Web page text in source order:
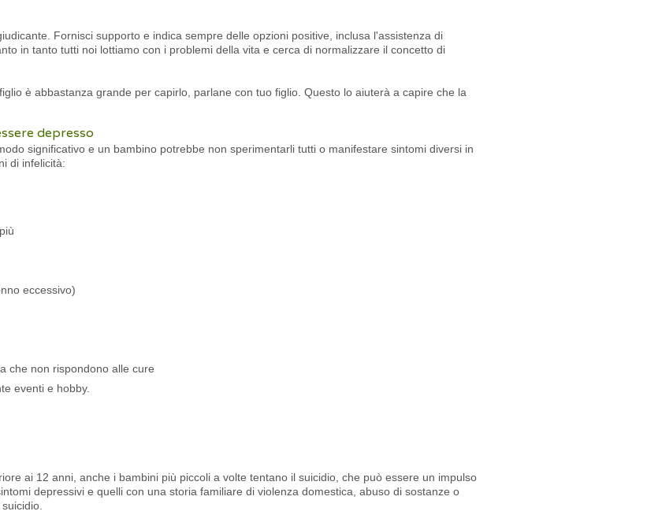
Fornisci supporto e indica sempre delle opzioni positive, inclusa l'assistenza di
in tanto tutti noi lottiamo con i problemi della vita e cerca di normalizzare il concetto di
è abbastanza grande per capirlo, parlane con tuo figlio. Questo lo aiuterà a capire che la
depresso
significativo e un bambino potrebbe non sperimentarli tutti o manifestare sintomi diversi in
di infelicità:
eccessivo)
che non rispondono alle cure
eventi e hobby.
ai 12 anni, anche i bambini più piccoli a volte tentano il suicidio, che può essere un impulso
depressivi e quelli con una storia familiare di violenza domestica, abuso di sostanze o